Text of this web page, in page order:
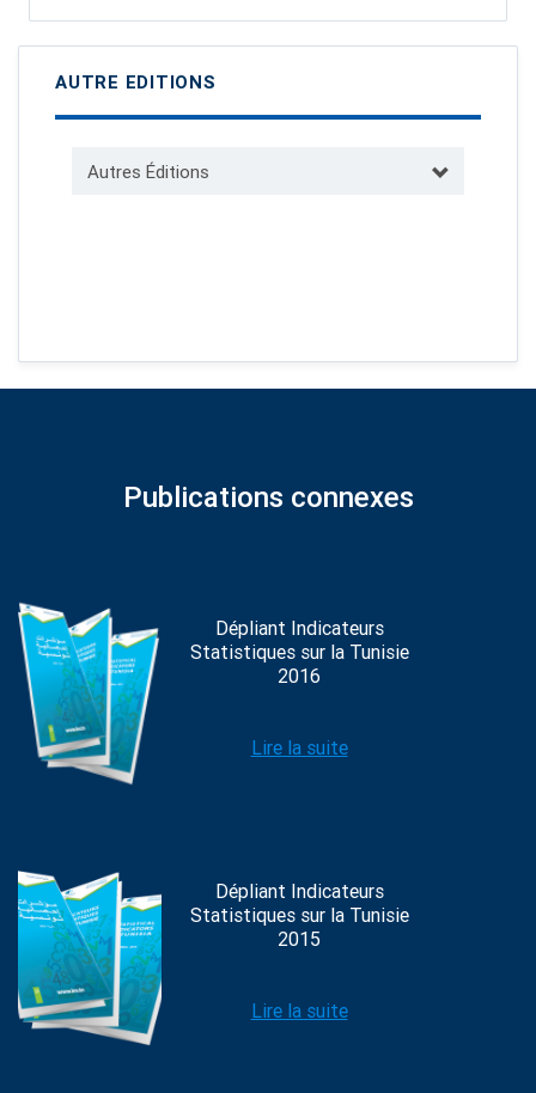
AUTRE EDITIONS
Autres Éditions
Publications connexes
Dépliant Indicateurs
Statistiques sur la Tunisie
2016
Lire la suite
Dépliant Indicateurs
Statistiques sur la Tunisie
2015
Lire la suite